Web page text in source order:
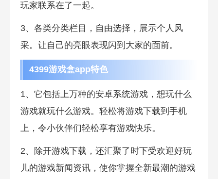
玩家联系在了一起。
3、各类分类栏目，自由选择，展示个人风
采。让自己的亮眼表现闪到大家的面前。
4399游戏盒app特色
1、它包括上万种的安卓系统游戏，想玩什么
游戏就玩什么游戏。轻松将游戏下载到手机
上，令小伙伴们轻松享有游戏快乐。
2、除开游戏下载，还汇聚了时下受欢迎好玩
儿的游戏新闻资讯，使你掌握全新最潮的游戏